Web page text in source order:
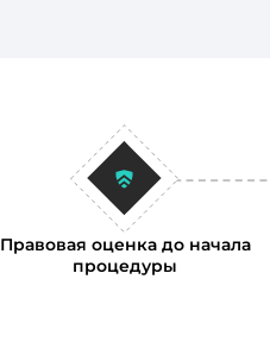
Правовая оценка до начала
процедуры